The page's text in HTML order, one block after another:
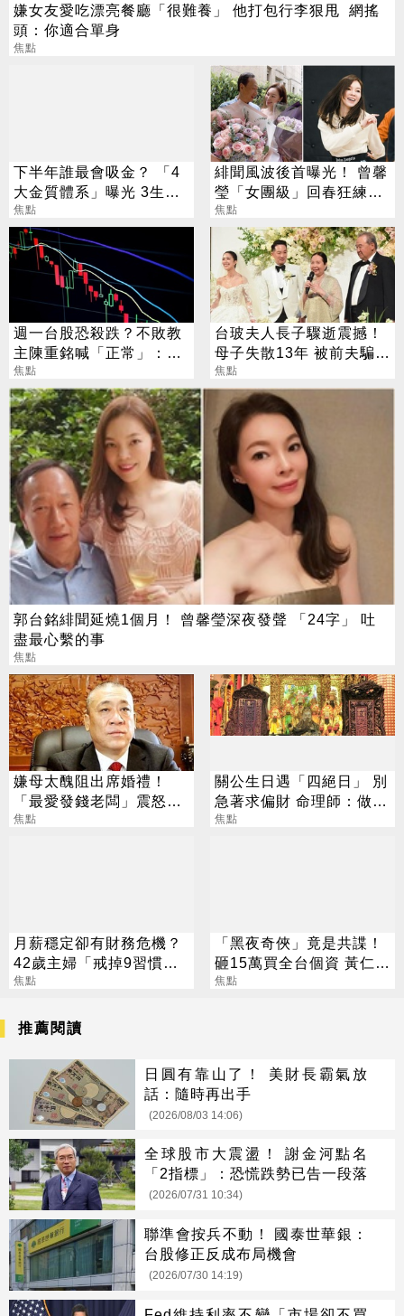
嫌女友愛吃漂亮餐廳「很難養」 他打包行李狠甩 網搖
頭：你適合單身
焦點
下半年誰最會吸金？ 「4
大金質體系」曝光 3生肖
偏財旺到「錢自己找上
門」
焦點
緋聞風波後首曝光！ 曾馨
瑩「女團級」回春狂練舞
郭董獨自公園散步
焦點
週一台股恐殺跌？不敗教
主陳重銘喊「正常」：6
檔撿便宜
焦點
台玻夫人長子驟逝震撼！
母子失散13年 被前夫騙
「愛兒已夭折」
焦點
郭台銘緋聞延燒1個月！ 曾馨瑩深夜發聲 「24字」 吐
盡最心繫的事
焦點
嫌母太醜阻出席婚禮！
「最愛發錢老闆」震怒開
除：我看不起你
焦點
關公生日遇「四絕日」 別
急著求偏財 命理師：做1
事更有效
焦點
月薪穩定卻有財務危機？
42歲主婦「戒掉9習慣」
存下2000萬
焦點
「黑夜奇俠」竟是共諜！
砸15萬買全台個資 黃仁
勳、張麗善也受害
焦點
推薦閱讀
日圓有靠山了！ 美財長霸氣放
話：隨時再出手
(2026/08/03 14:06)
全球股市大震盪！ 謝金河點名
「2指標」：恐慌跌勢已告一段落
(2026/07/31 10:34)
聯準會按兵不動！ 國泰世華銀：
台股修正反成布局機會
(2026/07/30 14:19)